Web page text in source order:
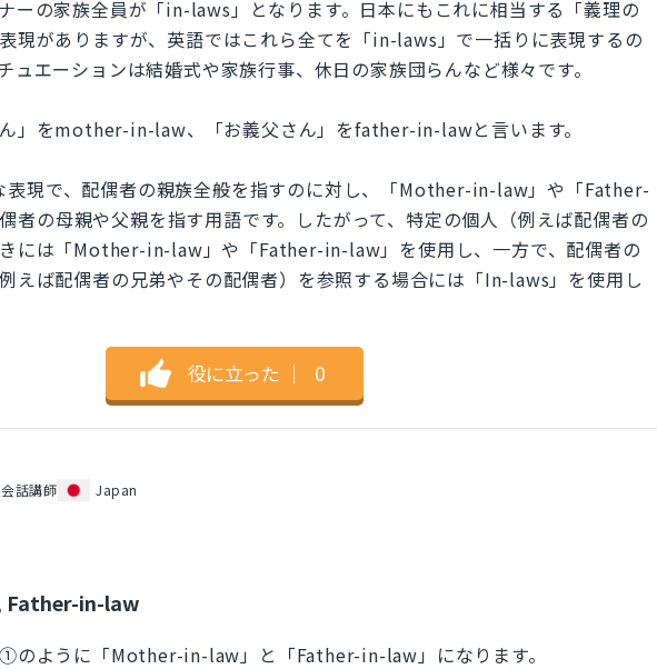
ーの家族全員が「in-laws」となります。日本にもこれに相当する「義理の
現がありますが、英語ではこれら全てを「in-laws」で一括りに表現するの
ュエーションは結婚式や家族行事、休日の家族団らんなど様々です。
」をmother-in-law、「お義父さん」をfather-in-lawと言います。
表現で、配偶者の親族全般を指すのに対し、「Mother-in-law」や「Father-
者の母親や父親を指す用語です。したがって、特定の個人（例えば配偶者の
には「Mother-in-law」や「Father-in-law」を使用し、一方で、配偶者の
えば配偶者の兄弟やその配偶者）を参照する場合には「In-laws」を使用し
役に立った ｜ 0
話講師
Japan
Father-in-law
のように「Mother-in-law」と「Father-in-law」になります。